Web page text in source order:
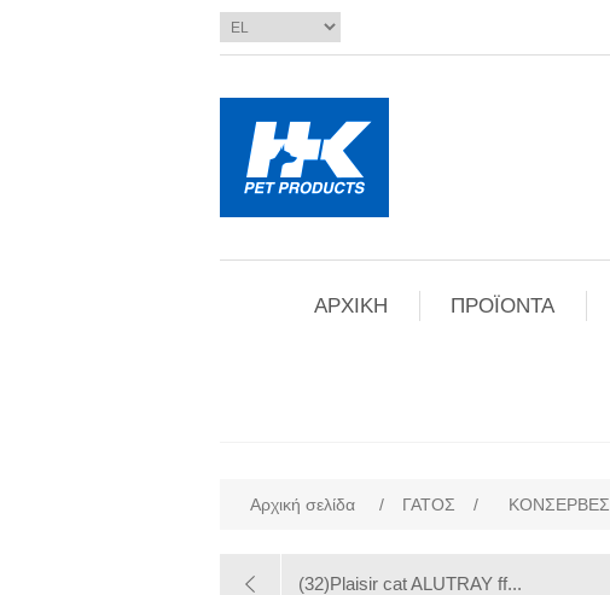
ΑΡΧΙΚΗ ΠΡΟΪΟΝΤΑ
Αρχική σελίδα / ΓΑΤΟΣ / ΚΟΝΣΕΡΒΕΣ
(32)Plaisir cat ALUTRAY ff...